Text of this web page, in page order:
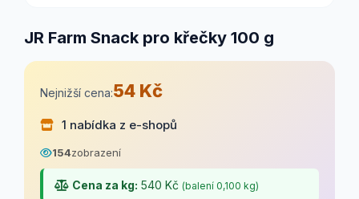
JR Farm Snack pro křečky 100 g
Nejnižší cena:54 Kč
1 nabídka z e-shopů
154zobrazení
Cena za kg: 540 Kč (balení 0,100 kg)